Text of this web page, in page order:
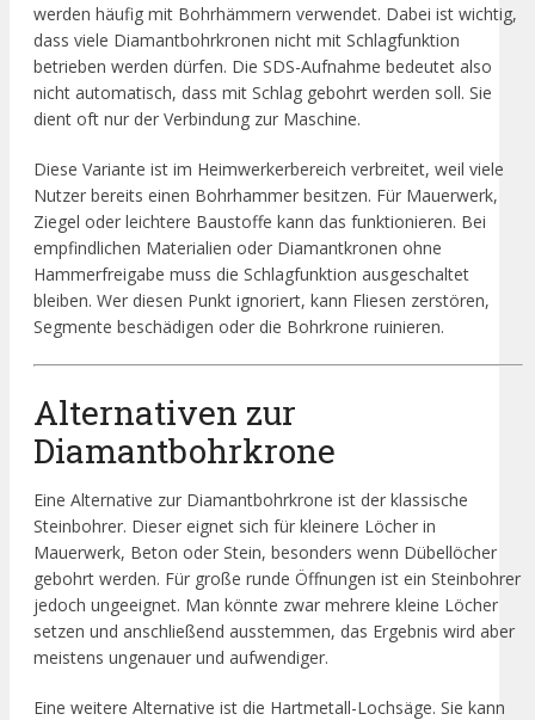
werden häufig mit Bohrhämmern verwendet. Dabei ist wichtig,
dass viele Diamantbohrkronen nicht mit Schlagfunktion
betrieben werden dürfen. Die SDS-Aufnahme bedeutet also
nicht automatisch, dass mit Schlag gebohrt werden soll. Sie
dient oft nur der Verbindung zur Maschine.
Diese Variante ist im Heimwerkerbereich verbreitet, weil viele
Nutzer bereits einen Bohrhammer besitzen. Für Mauerwerk,
Ziegel oder leichtere Baustoffe kann das funktionieren. Bei
empfindlichen Materialien oder Diamantkronen ohne
Hammerfreigabe muss die Schlagfunktion ausgeschaltet
bleiben. Wer diesen Punkt ignoriert, kann Fliesen zerstören,
Segmente beschädigen oder die Bohrkrone ruinieren.
Alternativen zur
Diamantbohrkrone
Eine Alternative zur Diamantbohrkrone ist der klassische
Steinbohrer. Dieser eignet sich für kleinere Löcher in
Mauerwerk, Beton oder Stein, besonders wenn Dübellöcher
gebohrt werden. Für große runde Öffnungen ist ein Steinbohrer
jedoch ungeeignet. Man könnte zwar mehrere kleine Löcher
setzen und anschließend ausstemmen, das Ergebnis wird aber
meistens ungenauer und aufwendiger.
Eine weitere Alternative ist die Hartmetall-Lochsäge. Sie kann